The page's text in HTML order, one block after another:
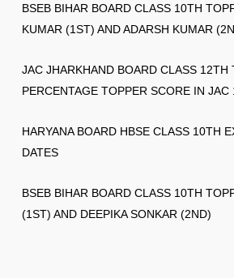
BSEB BIHAR BOARD CLASS 10TH
KUMAR (1ST) AND ADARSH KUMAR
JAC JHARKHAND BOARD CLASS 12TH
PERCENTAGE TOPPER SCORE IN JAC
HARYANA BOARD HBSE CLASS 10TH
DATES
BSEB BIHAR BOARD CLASS 10TH
(1ST) AND DEEPIKA SONKAR (2ND)